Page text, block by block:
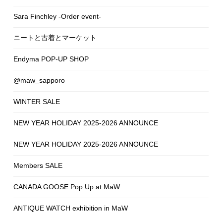
Sara Finchley -Order event-
ニートと古着とマーケット
Endyma POP-UP SHOP
@maw_sapporo
WINTER SALE
NEW YEAR HOLIDAY 2025-2026 ANNOUNCE
NEW YEAR HOLIDAY 2025-2026 ANNOUNCE
Members SALE
CANADA GOOSE Pop Up at MaW
ANTIQUE WATCH exhibition in MaW